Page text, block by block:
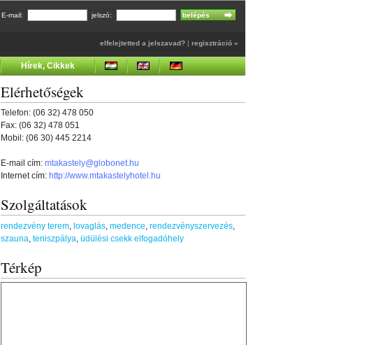
E-mail: jelszó:
elfelejtetted a jelszavad? | regisztráció »
Hírek, Cikkek
Elérhetőségek
Telefon: (06 32) 478 050
Fax: (06 32) 478 051
Mobil: (06 30) 445 2214
E-mail cím: mtakastely@globonet.hu
Internet cím: http://www.mtakastelyhotel.hu
Szolgáltatások
rendezvény terem lovaglás medence rendezvényszervezés
szauna teniszpálya üdülési csekk elfogadóhely
Térkép